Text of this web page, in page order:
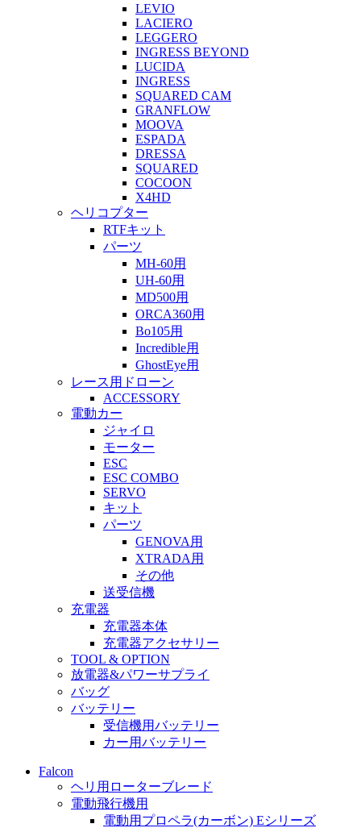
LEVIO
LACIERO
LEGGERO
INGRESS BEYOND
LUCIDA
INGRESS
SQUARED CAM
GRANFLOW
MOOVA
ESPADA
DRESSA
SQUARED
COCOON
X4HD
ヘリコプター
RTFキット
パーツ
MH-60用
UH-60用
MD500用
ORCA360用
Bo105用
Incredible用
GhostEye用
レース用ドローン
ACCESSORY
電動カー
ジャイロ
モーター
ESC
ESC COMBO
SERVO
キット
パーツ
GENOVA用
XTRADA用
その他
送受信機
充電器
充電器本体
充電器アクセサリー
TOOL & OPTION
放電器&パワーサプライ
バッグ
バッテリー
受信機用バッテリー
カー用バッテリー
Falcon
ヘリ用ローターブレード
電動飛行機用
電動用プロペラ(カーボン) Eシリーズ